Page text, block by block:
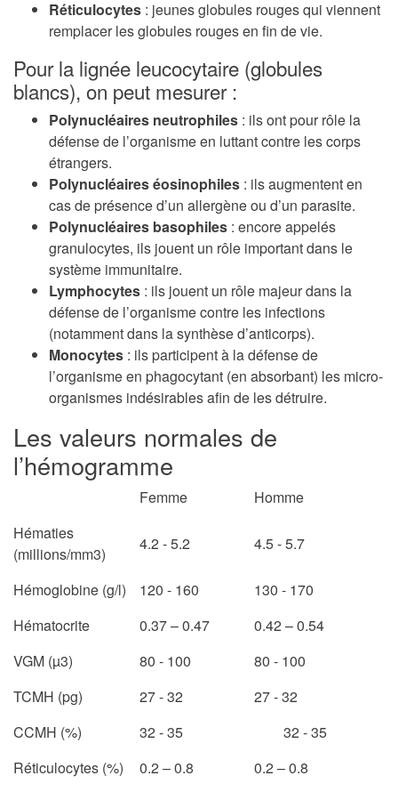
Réticulocytes : jeunes globules rouges qui viennent
remplacer les globules rouges en fin de vie.
Pour la lignée leucocytaire (globules
blancs), on peut mesurer :
Polynucléaires neutrophiles : ils ont pour rôle la
défense de l’organisme en luttant contre les corps
étrangers.
Polynucléaires éosinophiles : ils augmentent en
cas de présence d’un allergène ou d’un parasite.
Polynucléaires basophiles : encore appelés
granulocytes, ils jouent un rôle important dans le
système immunitaire.
Lymphocytes : ils jouent un rôle majeur dans la
défense de l’organisme contre les infections
(notamment dans la synthèse d’anticorps).
Monocytes : ils participent à la défense de
l’organisme en phagocytant (en absorbant) les micro-
organismes indésirables afin de les détruire.
Les valeurs normales de
l’hémogramme
Femme
Homme
Hématies
(millions/mm3)
4.2 - 5.2 4.5 - 5.7
Hémoglobine (g/l) 120 - 160
130 - 170
Hématocrite
0.37 – 0.47
0.42 – 0.54
VGM (µ3)
80 - 100
80 - 100
TCMH (pg)
27 - 32
27 - 32
CCMH (%)
32 - 35
32 - 35
Réticulocytes (%)
0.2 – 0.8
0.2 – 0.8